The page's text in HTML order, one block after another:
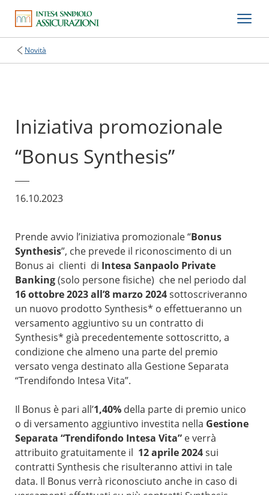
Novità
Iniziativa promozionale
“Bonus Synthesis”
16.10.2023
Prende avvio l’iniziativa promozionale “Bonus
Synthesis”, che prevede il riconoscimento di un
Bonus ai clienti di Intesa Sanpaolo Private
Banking(solo persone fisiche) che nel periodo dal
16 ottobre 2023 all’8 marzo 2024sottoscriveranno
un nuovo prodotto Synthesis* o effettueranno un
versamento aggiuntivo su un contratto di
Synthesis* già precedentemente sottoscritto, a
condizione che almeno una parte del premio
versato venga destinato alla Gestione Separata
“Trendifondo Intesa Vita”.
Il Bonus è pari all’1,40%della parte di premio unico
o di versamento aggiuntivo investita nella Gestione
Separata “Trendifondo Intesa Vita”e verrà
attribuito gratuitamente il 12 aprile 2024sui
contratti Synthesis che risulteranno attivi in tale
data. Il Bonus verrà riconosciuto anche in caso di